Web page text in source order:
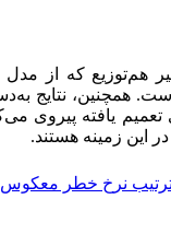
که از مدل
همچنین، نتایج
یافته پیروی
این زمینه هستند.
نرخ خطر معکوس